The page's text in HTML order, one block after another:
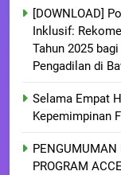
[DOWNLOAD]
Inklusif:
Tahun 2025
Pengadilan di
Selama Empat
Kepemimpinan
PENGUMUMAN
PROGRAM